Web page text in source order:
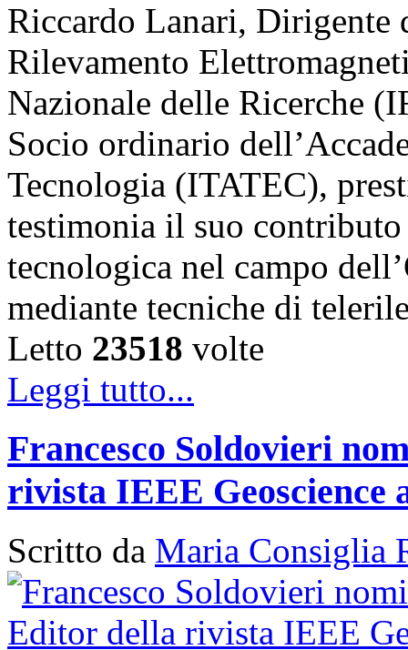
Riccardo Lanari, Dirigente
Rilevamento
Nazionale delle Ricerche
Socio ordinario
Tecnologia (ITATEC),
testimonia il suo
tecnologica nel campo
mediante tecniche di
Letto 23518 volte
Leggi tutto...
Francesco Soldovieri
rivista IEEE Geoscience
Scritto da Maria Consiglia